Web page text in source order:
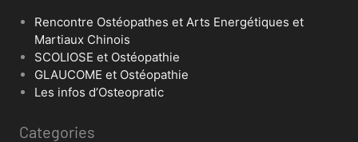
Rencontre Ostéopathes et Arts Energétiques et
Martiaux Chinois
SCOLIOSE et Ostéopathie
GLAUCOME et Ostéopathie
Les infos d’Osteopratic
Categories